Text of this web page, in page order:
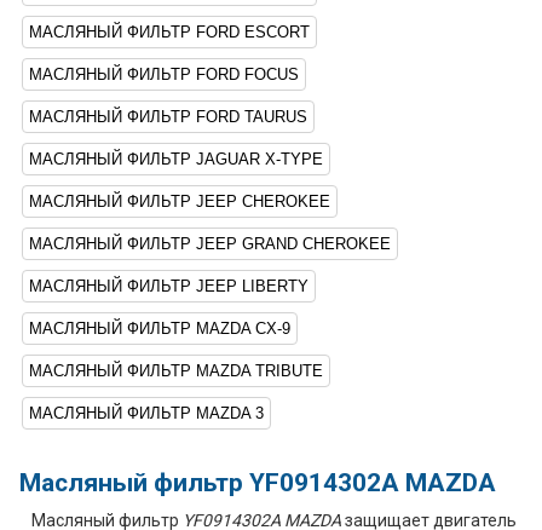
МАСЛЯНЫЙ ФИЛЬТР FORD ESCORT
МАСЛЯНЫЙ ФИЛЬТР FORD FOCUS
МАСЛЯНЫЙ ФИЛЬТР FORD TAURUS
МАСЛЯНЫЙ ФИЛЬТР JAGUAR X-TYPE
МАСЛЯНЫЙ ФИЛЬТР JEEP CHEROKEE
МАСЛЯНЫЙ ФИЛЬТР JEEP GRAND CHEROKEE
МАСЛЯНЫЙ ФИЛЬТР JEEP LIBERTY
МАСЛЯНЫЙ ФИЛЬТР MAZDA CX-9
МАСЛЯНЫЙ ФИЛЬТР MAZDA TRIBUTE
МАСЛЯНЫЙ ФИЛЬТР MAZDA 3
Масляный фильтр YF0914302A MAZDA
Масляный фильтр YF0914302A MAZDAзащищает двигатель